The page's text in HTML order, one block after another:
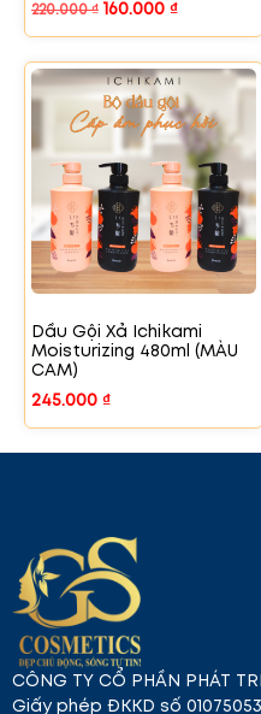
220.000₫ 160.000 ₫
Dầu Gội Xả Ichikami
Moisturizing 480ml (MÀU
CAM)
245.000 ₫
CÔNG TY CỔ PHẦN PHÁT
Giấy phép ĐKKD số